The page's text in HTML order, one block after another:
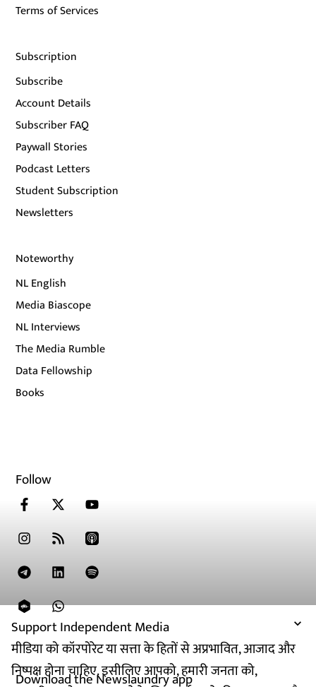
Support Independent Media
मीडिया को कॉरपोरेट या सत्ता के हितों से अप्रभावित, आजाद और
निष्पक्ष होना चाहिए. इसीलिए आपको, हमारी जनता को,
Terms of Services
Subscription
Subscribe
Account Details
Subscriber FAQ
Paywall Stories
Podcast Letters
Student Subscription
Newsletters
Noteworthy
NL English
Media Biascope
NL Interviews
The Media Rumble
Data Fellowship
Books
Follow
Download the Newslaundry app